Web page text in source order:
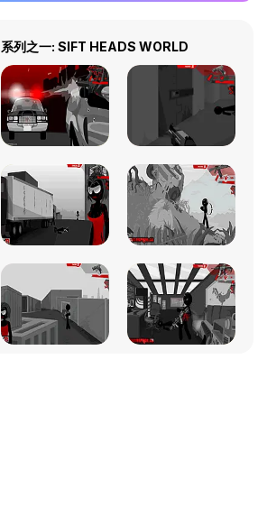
系列之一: SIFT HEADS WORLD